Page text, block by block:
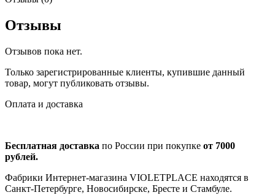
Отзывы
Отзывов пока нет.
Только зарегистрированные клиенты, купившие данный
товар, могут публиковать отзывы.
Оплата и доставка
Бесплатная доставка по России при покупке от 7000
рублей.
Фабрики Интернет-магазина VIOLETPLACE находятся в
Санкт-Петербурге, Новосибирске, Бресте и Стамбуле.